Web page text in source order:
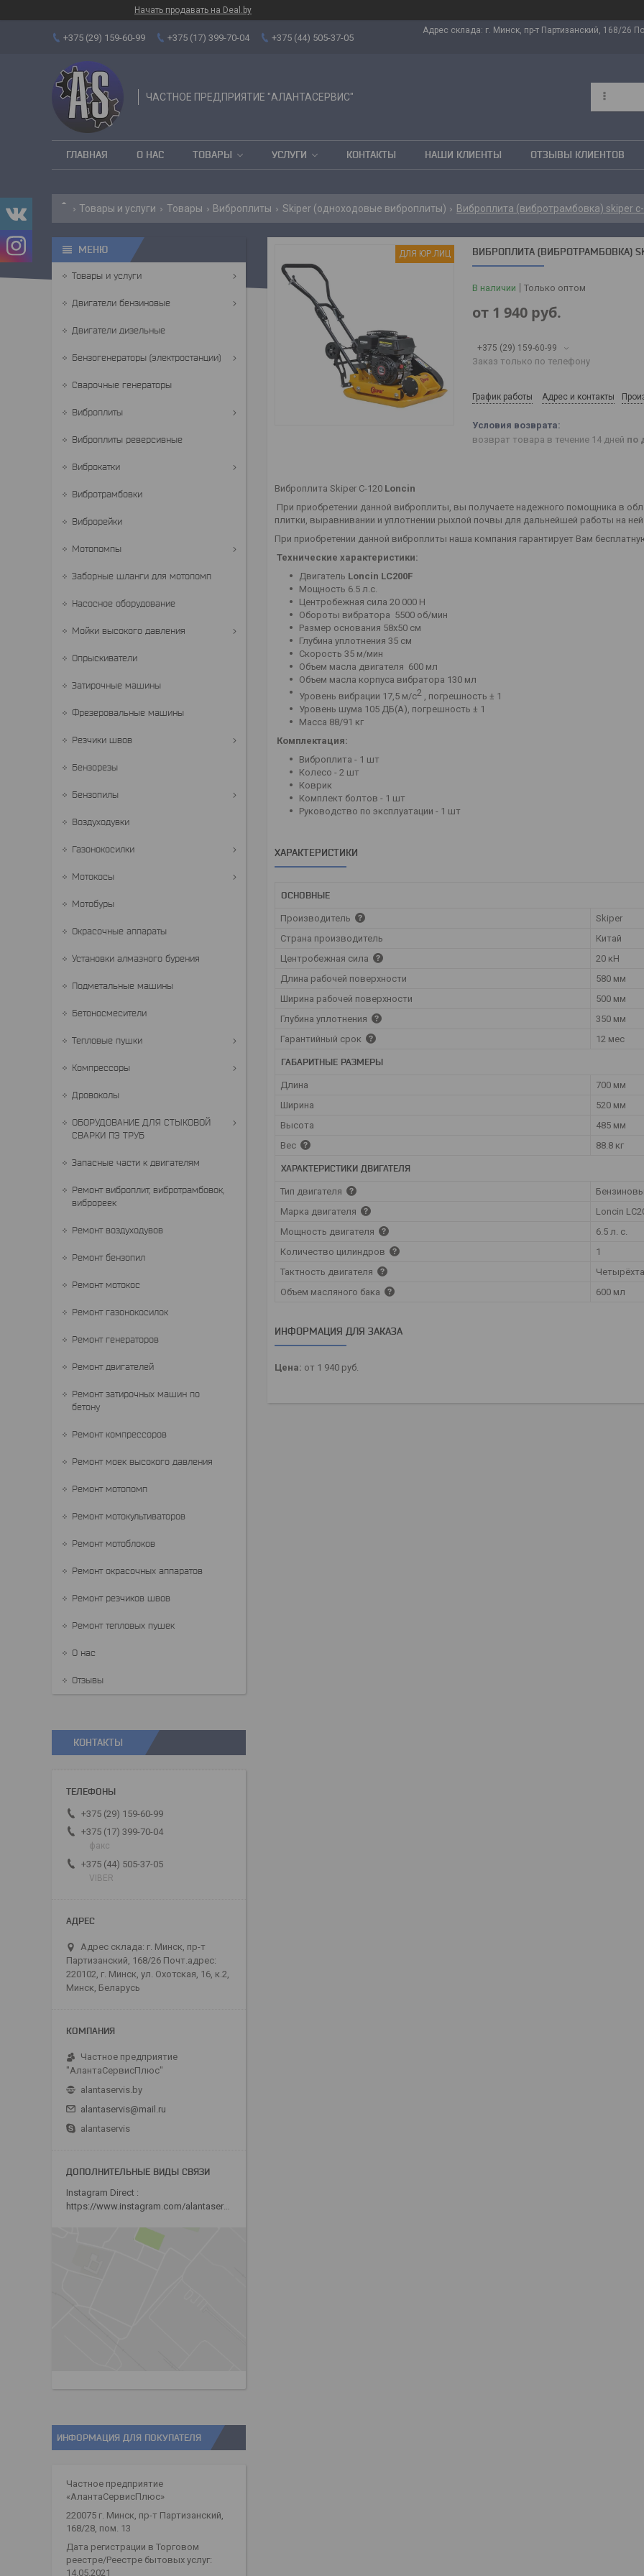
Начать продавать на Deal.by
+375 (29) 159-60-99 +375 (17) 399-70-04 +375 (44) 505-37-05
Адрес склада: г. Минск, пр-т Партизанский, 168/26
ЧАСТНОЕ ПРЕДПРИЯТИЕ "АЛАНТАСЕРВИС"
ГЛАВНАЯ О НАС ТОВАРЫ УСЛУГИ КОНТАКТЫ НАШИ КЛИЕНТЫ ОТЗЫВЫ КЛИЕНТОВ
Товары и услуги Товары Виброплиты Skiper (одноходовые виброплиты) Виброплита (вибротрамбовка) skiper
ДЛЯ ЮР.ЛИЦ ВИБРОПЛИТА (ВИБРОТРАМБОВКА)
В наличии Только оптом
от 1 940 руб.
+375 (29) 159-60-99
Заказ только по телефону
График работы Адрес и контакты
возврат товара в течение 14 дней по
Виброплита Skiper С-120 Loncin
При приобретении данной виброплиты, вы получаете надежного помощника в
плитки, выравнивании и уплотнении рыхлой почвы для дальнейшей работы на ней.
При приобретении данной виброплиты наша компания гарантирует Вам
Технические характеристики:
Двигатель Loncin LC200F
Мощность 6.5 л.с.
Центробежная сила 20 000 Н
Обороты вибратора 5500 об/мин
Размер основания 58x50 см
Глубина уплотнения 35 см
Скорость 35 м/мин
Объем масла двигателя 600 мл
Объем масла корпуса вибратора 130 мл
Уровень вибрации 17,5 м/с2 , погрешность ± 1
Уровень шума 105 ДБ(А), погрешность ± 1
Масса 88/91 кг
Комплектация:
Виброплита - 1 шт
Колесо - 2 шт
Коврик
Комплект болтов - 1 шт
Руководство по эксплуатации - 1 шт
ХАРАКТЕРИСТИКИ
ОСНОВНЫЕ
Производитель
Skiper
Страна производитель
Китай
Центробежная сила
20 кН
Длина рабочей поверхности
580 мм
Ширина рабочей поверхности
500 мм
Глубина уплотнения
350 мм
Гарантийный срок
12 мес
ГАБАРИТНЫЕ РАЗМЕРЫ
Длина
700 мм
Ширина
520 мм
Высота
485 мм
Вес
88.8 кг
ХАРАКТЕРИСТИКИ ДВИГАТЕЛЯ
Тип двигателя
Марка двигателя
Loncin
Мощность двигателя
6.5 л. с.
Количество цилиндров
1
Тактность двигателя
Объем масляного бака
600 мл
ИНФОРМАЦИЯ ДЛЯ ЗАКАЗА
Цена: от 1 940 руб.
Товары и услуги
Двигатели бензиновые
Двигатели дизельные
Бензогенераторы (электростанции)
Сварочные генераторы
Виброплиты
Виброплиты реверсивные
Виброкатки
Вибротрамбовки
Виброрейки
Мотопомпы
Заборные шланги для мотопомп
Насосное оборудование
Мойки высокого давления
Опрыскиватели
Затирочные машины
Фрезеровальные машины
Резчики швов
Бензорезы
Бензопилы
Воздуходувки
Газонокосилки
Мотокосы
Мотобуры
Окрасочные аппараты
Установки алмазного бурения
Подметальные машины
Бетоносмесители
Тепловые пушки
Компрессоры
Дровоколы
ОБОРУДОВАНИЕ ДЛЯ СТЫКОВОЙ
СВАРКИ ПЭ ТРУБ
Запасные части к двигателям
Ремонт виброплит, вибротрамбовок,
виброреек
Ремонт воздуходувов
Ремонт бензопил
Ремонт мотокос
Ремонт газонокосилок
Ремонт генераторов
Ремонт двигателей
Ремонт затирочных машин по
бетону
Ремонт компрессоров
Ремонт моек высокого давления
Ремонт мотопомп
Ремонт мотокультиваторов
Ремонт мотоблоков
Ремонт окрасочных аппаратов
Ремонт резчиков швов
Ремонт тепловых пушек
О нас
Отзывы
КОНТАКТЫ
+375 (29) 159-60-99
+375 (17) 399-70-04
факс
+375 (44) 505-37-05
VIBER
Адрес склада: г. Минск, пр-т
Партизанский, 168/26 Почт.адрес:
220102, г. Минск, ул. Охотская, 16, к.2,
Минск, Беларусь
Частное предприятие
"АлантаСервисПлюс"
alantaservis.by
alantaservis@mail.ru
alantaservis
Instagram Direct
https://www.instagram.com/alantaservis/
ИНФОРМАЦИЯ ДЛЯ ПОКУПАТЕЛЯ
Частное предприятие
«АлантаСервисПлюс»
220075 г. Минск, пр-т Партизанский,
168/28, пом. 13
Дата регистрации в Торговом
реестре/Реестре бытовых услуг:
14.05.2021